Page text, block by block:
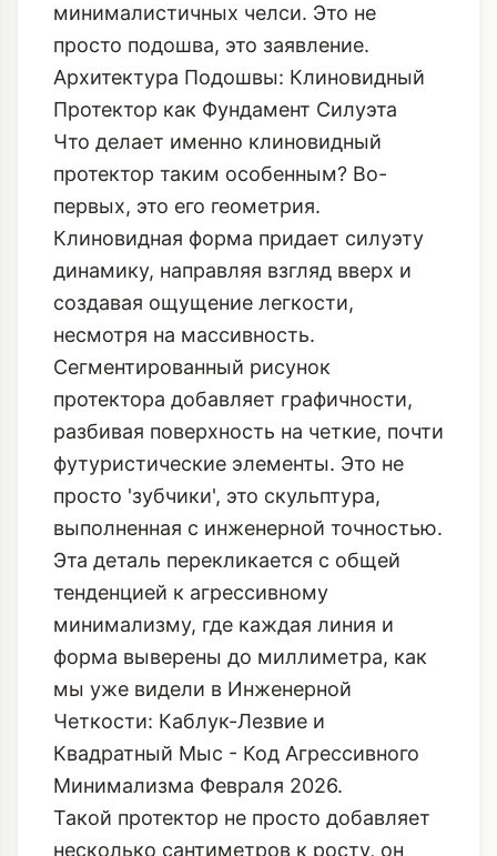
минималистичных челси. Это не
просто подошва, это заявление.
Архитектура Подошвы: Клиновидный
Протектор как Фундамент Силуэта
Что делает именно клиновидный
протектор таким особенным? Во-
первых, это его геометрия.
Клиновидная форма придает силуэту
динамику, направляя взгляд вверх и
создавая ощущение легкости,
несмотря на массивность.
Сегментированный рисунок
протектора добавляет графичности,
разбивая поверхность на четкие, почти
футуристические элементы. Это не
просто 'зубчики', это скульптура,
выполненная с инженерной точностью.
Эта деталь перекликается с общей
тенденцией к агрессивному
минимализму, где каждая линия и
форма выверены до миллиметра, как
мы уже видели в Инженерной
Четкости: Каблук-Лезвие и
Квадратный Мыс - Код Агрессивного
Минимализма Февраля 2026.
Такой протектор не просто добавляет
несколько сантиметров к росту, он